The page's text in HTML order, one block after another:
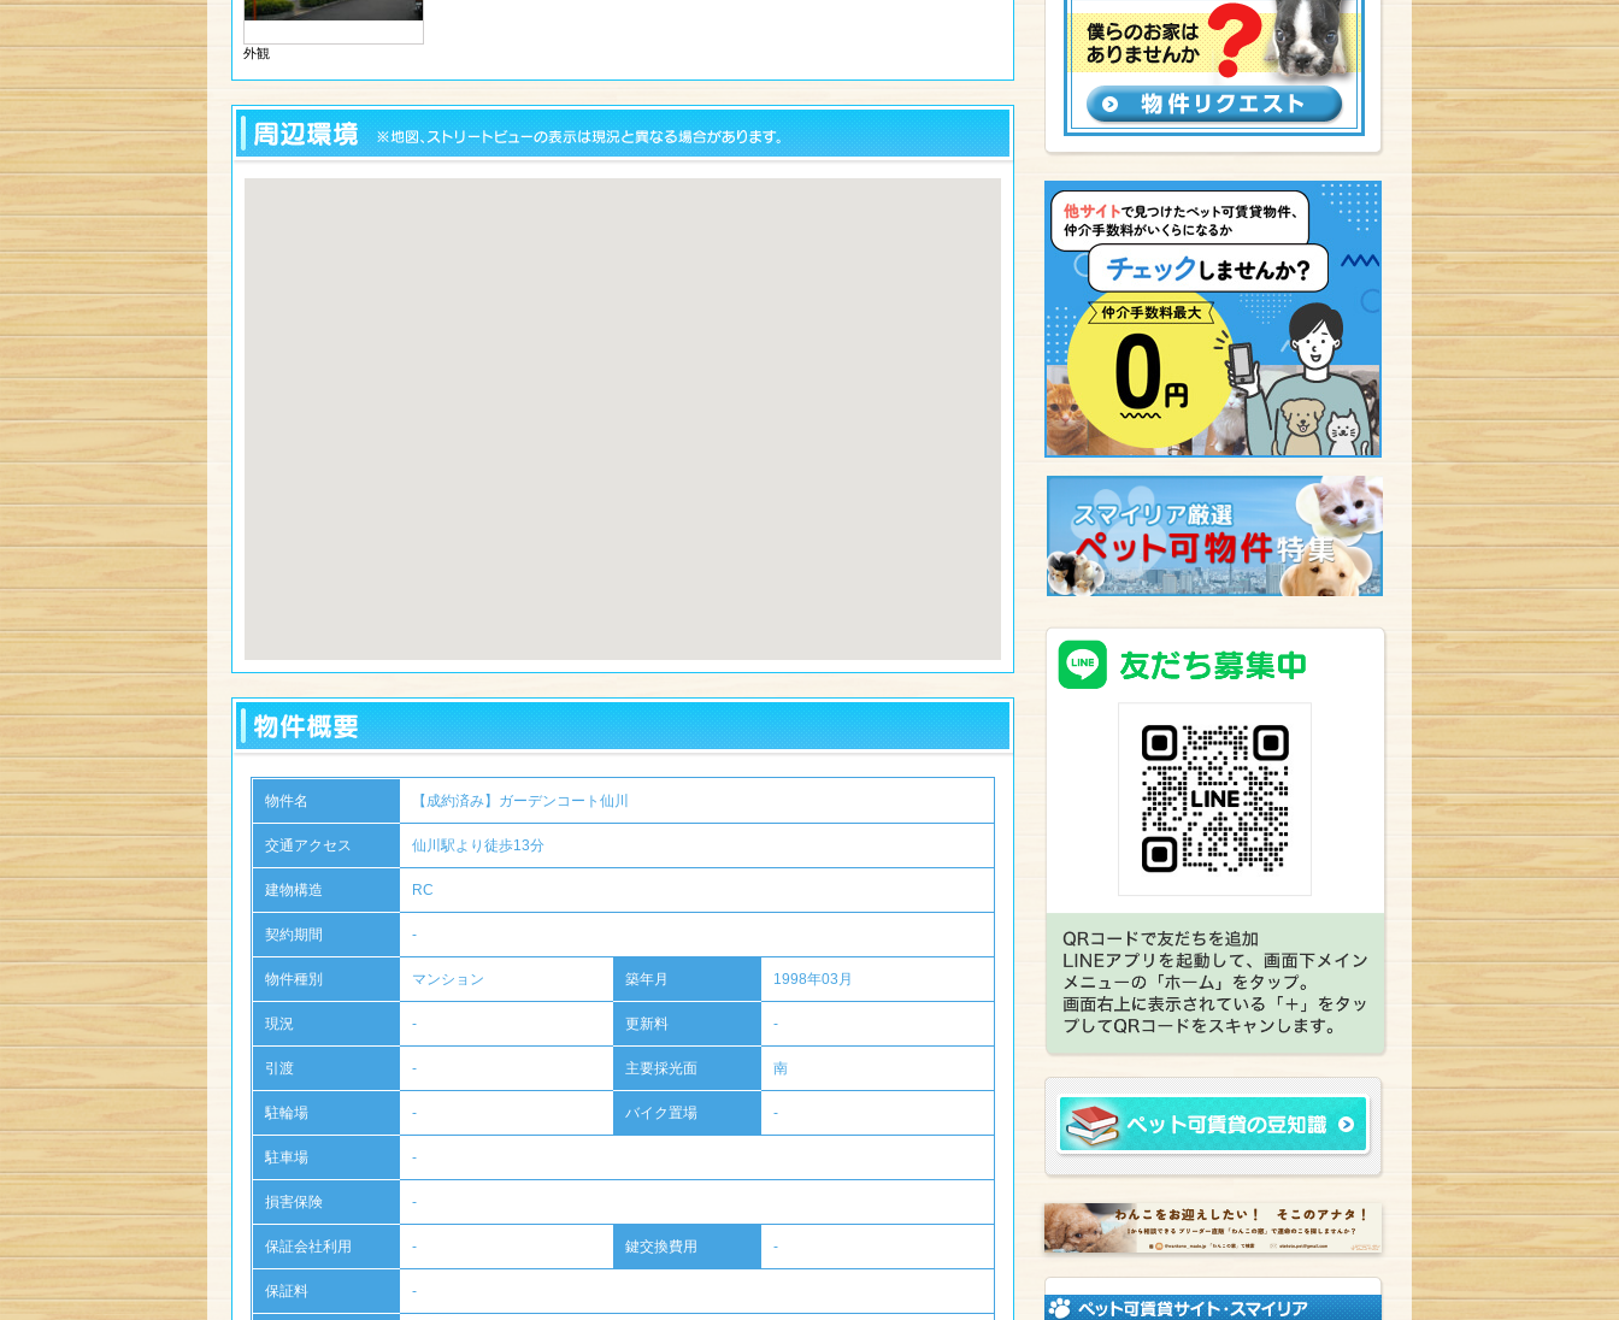
外観
物件名 【成約済み】 ガーデンコート仙川
交通アクセス 仙川駅より徒歩13分
建物構造 RC
契約期間 -
物件種別 マンション 築年月 1998年03月
現況 - 更新料 -
引渡 - 主要採光面 南
駐輪場 - バイク置場 -
駐車場 -
損害保険 -
保証会社利用 - 鍵交換費用 -
保証料 -